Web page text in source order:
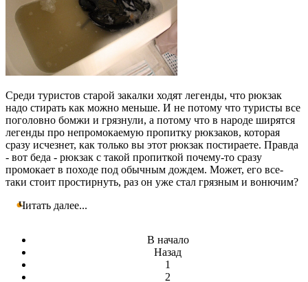
Среди туристов старой закалки ходят легенды, что рюкзак
надо стирать как можно меньше. И не потому что туристы все
поголовно бомжи и грязнули, а потому что в народе ширятся
легенды про непромокаемую пропитку рюкзаков, которая
сразу исчезнет, как только вы этот рюкзак постираете. Правда
- вот беда - рюкзак с такой пропиткой почему-то сразу
промокает в походе под обычным дождем. Может, его все-
таки стоит простирнуть, раз он уже стал грязным и вонючим?
Читать далее...
В начало
Назад
1
2